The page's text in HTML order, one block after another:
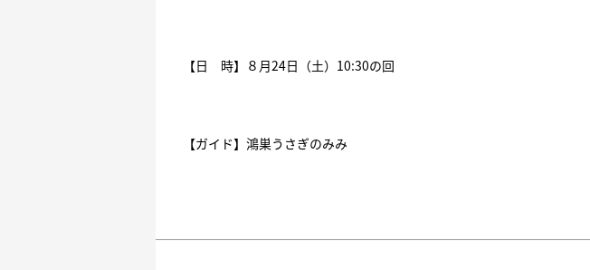
【日 時】８月24日（土）10:30の回
【ガイド】鴻巣うさぎのみみ